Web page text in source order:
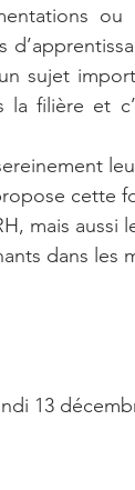
sujet
la filière et
cette
mais aussi
dans les
13